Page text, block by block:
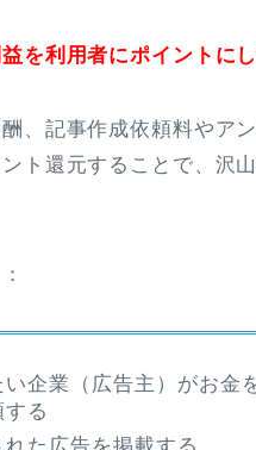
を利用者にポイントに
、記事作成依頼料やア
ト還元することで、沢
企業（広告主）がお金
る